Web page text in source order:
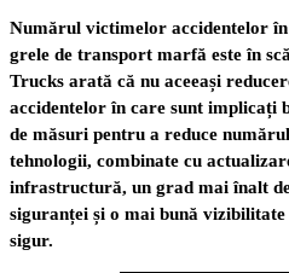
Numărul victimelor accidentelor
grele de transport marfă este în
Trucks arată că nu aceeași
accidentelor în care sunt implicați
de măsuri pentru a reduce
tehnologii, combinate cu
infrastructură, un grad mai înalt
siguranței și o mai bună
sigur.